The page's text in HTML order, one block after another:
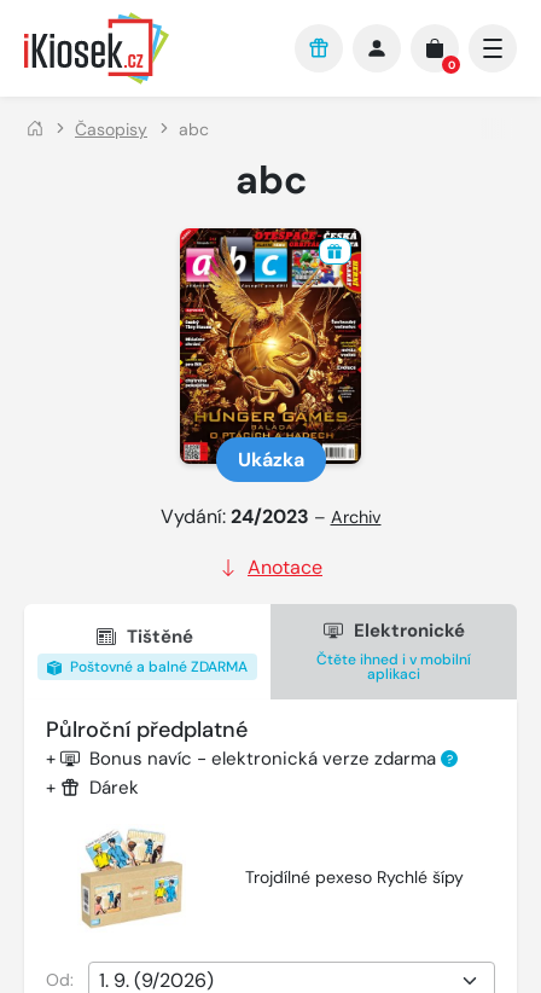
Přejít na hlavní obsah
0
Časopisy abc
abc
Ukázka
Vydání:24/2023 – Archiv
Anotace
Tištěné
Poštovné a balné ZDARMA
Elektronické
Čtěte ihned i v mobilní
aplikaci
Půlroční předplatné
+ Bonus navíc - elektronická verze zdarma ?
+ Dárek
Trojdílné pexeso Rychlé šípy
Od: